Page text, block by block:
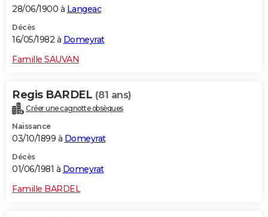
28/06/1900 à Langeac
Décès
16/05/1982 à Domeyrat
Famille SAUVAN
Regis BARDEL (81 ans)
Créer une cagnotte obsèques
Naissance
03/10/1899 à Domeyrat
Décès
01/06/1981 à Domeyrat
Famille BARDEL